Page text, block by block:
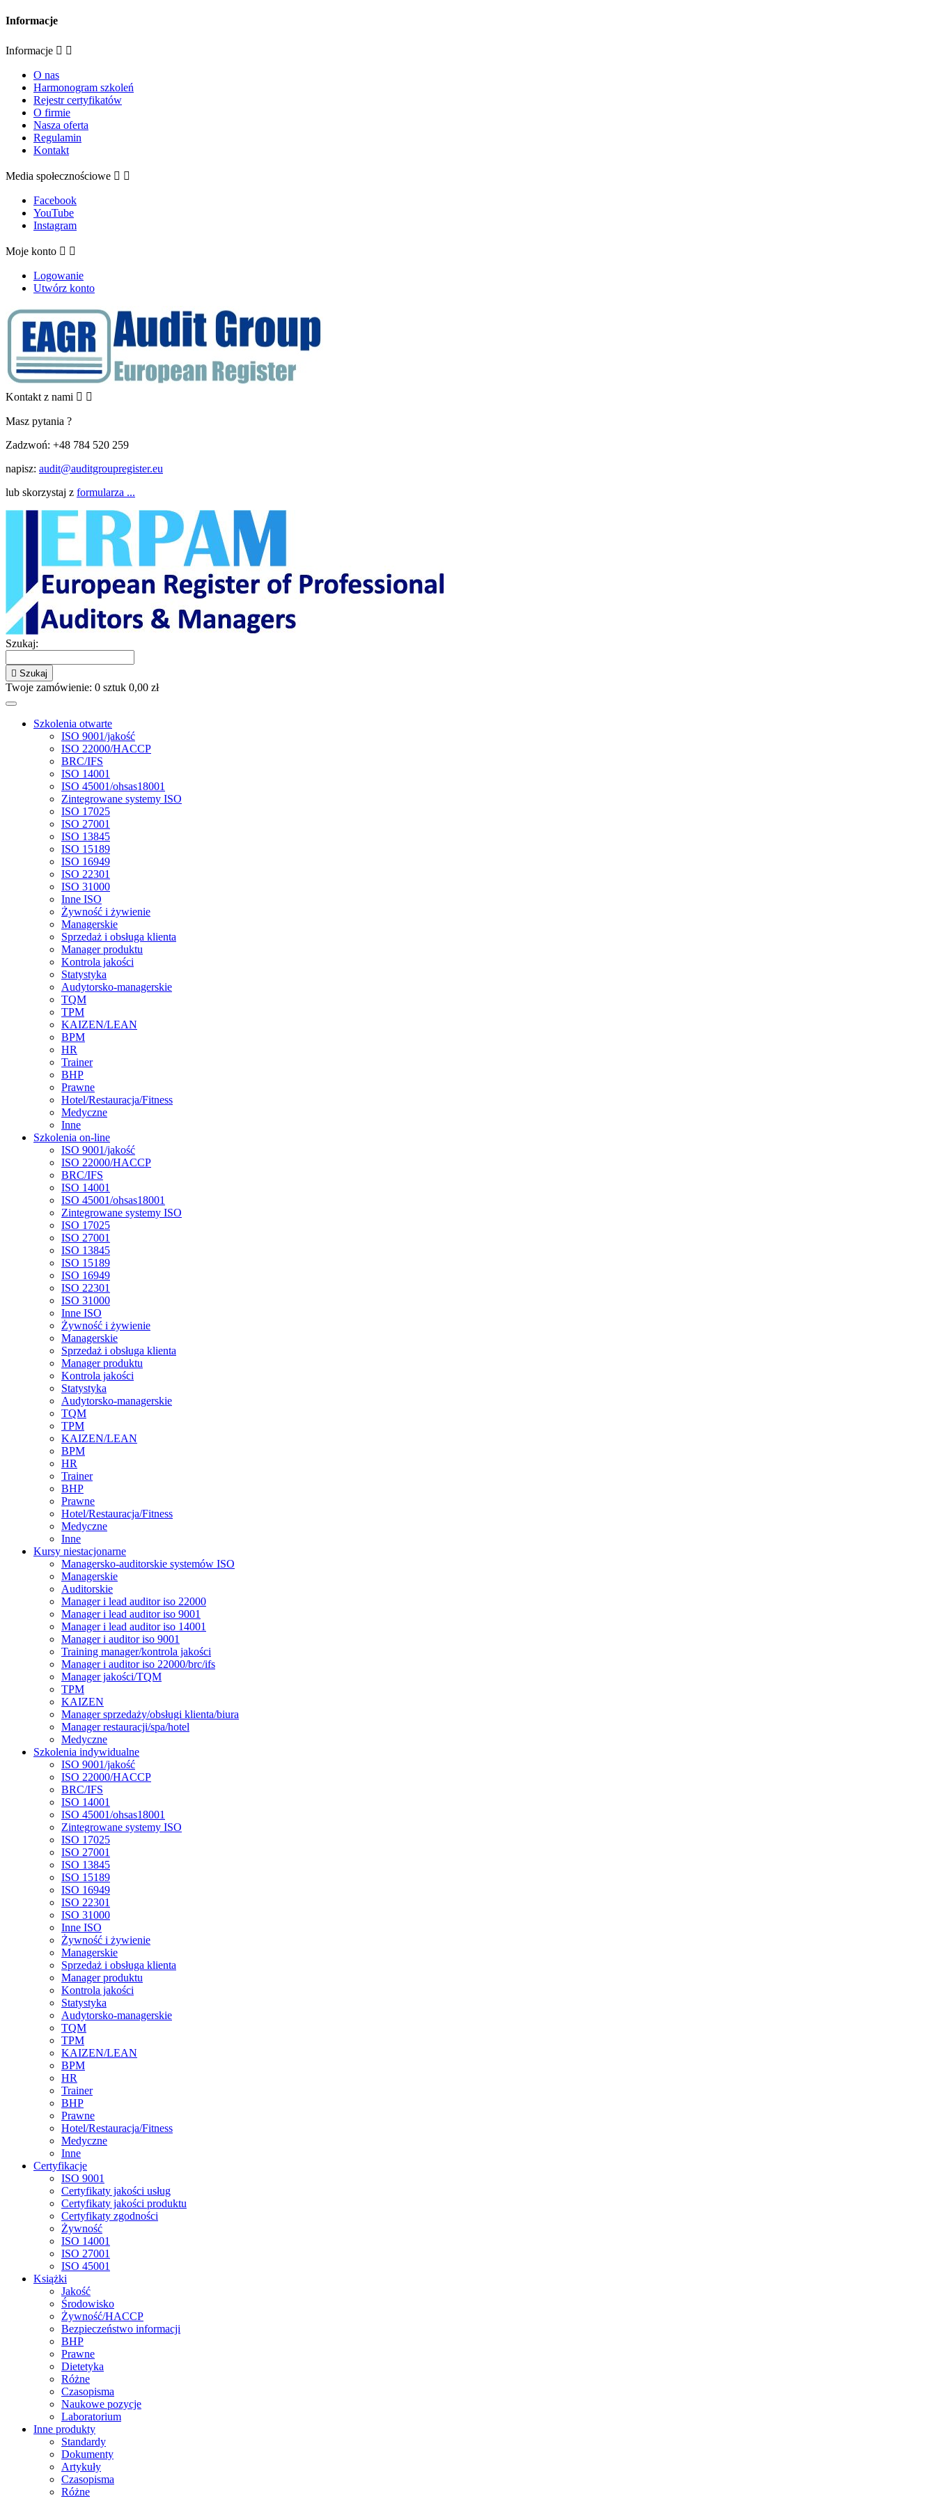
Informacje
Informacje  
O nas
Harmonogram szkoleń
Rejestr certyfikatów
O firmie
Nasza oferta
Regulamin
Kontakt
Media społecznościowe  
Facebook
YouTube
Instagram
Moje konto  
Logowanie
Utwórz konto
Kontakt z nami  
Masz pytania ?
Zadzwoń: +48 784 520 259
napisz: audit@auditgroupregister.eu
lub skorzystaj z formularza ...
Szukaj:
 Szukaj
Twoje zamówienie: 0 sztuk 0,00 zł
Szkolenia otwarte
ISO 9001/jakość
ISO 22000/HACCP
BRC/IFS
ISO 14001
ISO 45001/ohsas18001
Zintegrowane systemy ISO
ISO 17025
ISO 27001
ISO 13845
ISO 15189
ISO 16949
ISO 22301
ISO 31000
Inne ISO
Żywność i żywienie
Managerskie
Sprzedaż i obsługa klienta
Manager produktu
Kontrola jakości
Statystyka
Audytorsko-managerskie
TQM
TPM
KAIZEN/LEAN
BPM
HR
Trainer
BHP
Prawne
Hotel/Restauracja/Fitness
Medyczne
Inne
Szkolenia on-line
ISO 9001/jakość
ISO 22000/HACCP
BRC/IFS
ISO 14001
ISO 45001/ohsas18001
Zintegrowane systemy ISO
ISO 17025
ISO 27001
ISO 13845
ISO 15189
ISO 16949
ISO 22301
ISO 31000
Inne ISO
Żywność i żywienie
Managerskie
Sprzedaż i obsługa klienta
Manager produktu
Kontrola jakości
Statystyka
Audytorsko-managerskie
TQM
TPM
KAIZEN/LEAN
BPM
HR
Trainer
BHP
Prawne
Hotel/Restauracja/Fitness
Medyczne
Inne
Kursy niestacjonarne
Managersko-auditorskie systemów ISO
Managerskie
Auditorskie
Manager i lead auditor iso 22000
Manager i lead auditor iso 9001
Manager i lead auditor iso 14001
Manager i auditor iso 9001
Training manager/kontrola jakości
Manager i auditor iso 22000/brc/ifs
Manager jakości/TQM
TPM
KAIZEN
Manager sprzedaży/obsługi klienta/biura
Manager restauracji/spa/hotel
Medyczne
Szkolenia indywidualne
ISO 9001/jakość
ISO 22000/HACCP
BRC/IFS
ISO 14001
ISO 45001/ohsas18001
Zintegrowane systemy ISO
ISO 17025
ISO 27001
ISO 13845
ISO 15189
ISO 16949
ISO 22301
ISO 31000
Inne ISO
Żywność i żywienie
Managerskie
Sprzedaż i obsługa klienta
Manager produktu
Kontrola jakości
Statystyka
Audytorsko-managerskie
TQM
TPM
KAIZEN/LEAN
BPM
HR
Trainer
BHP
Prawne
Hotel/Restauracja/Fitness
Medyczne
Inne
Certyfikacje
ISO 9001
Certyfikaty jakości usług
Certyfikaty jakości produktu
Certyfikaty zgodności
Żywność
ISO 14001
ISO 27001
ISO 45001
Książki
Jakość
Środowisko
Żywność/HACCP
Bezpieczeństwo informacji
BHP
Prawne
Dietetyka
Różne
Czasopisma
Naukowe pozycje
Laboratorium
Inne produkty
Standardy
Dokumenty
Artykuły
Czasopisma
Różne